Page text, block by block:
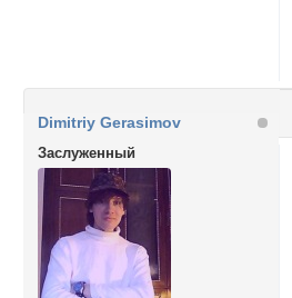
Dimitriy Gerasimov
Заслуженный